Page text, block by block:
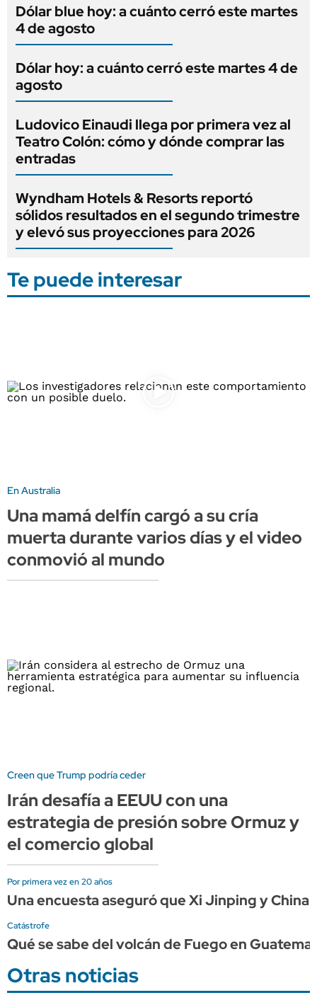
Dólar blue hoy: a cuánto cerró este martes
4 de agosto
Dólar hoy: a cuánto cerró este martes 4 de
agosto
Ludovico Einaudi llega por primera vez al
Teatro Colón: cómo y dónde comprar las
entradas
Wyndham Hotels & Resorts reportó
sólidos resultados en el segundo trimestre
y elevó sus proyecciones para 2026
Te puede interesar
En Australia
Una mamá delfín cargó a su cría
muerta durante varios días y el video
conmovió al mundo
Creen que Trump podría ceder
Irán desafía a EEUU con una
estrategia de presión sobre Ormuz y
el comercio global
Por primera vez en 20 años
Una encuesta aseguró que Xi Jinping y
Catástrofe
Qué se sabe del volcán de Fuego en
Otras noticias